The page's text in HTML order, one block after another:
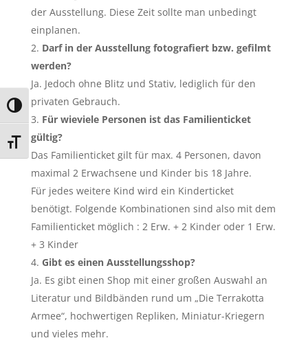
Umschalten auf hohe Kontraste
Schrift vergrößern
der Ausstellung. Diese Zeit sollte man unbedingt
einplanen.
Darf in der Ausstellung fotografiert bzw. gefilmt
werden?
Ja. Jedoch ohne Blitz und Stativ, lediglich für den
privaten Gebrauch.
Für wieviele Personen ist das Familienticket
gültig?
Das Familienticket gilt für max. 4 Personen, davon
maximal 2 Erwachsene und Kinder bis 18 Jahre.
Für jedes weitere Kind wird ein Kinderticket
benötigt. Folgende Kombinationen sind also mit dem
Familienticket möglich : 2 Erw. + 2 Kinder oder 1 Erw.
+ 3 Kinder
Gibt es einen Ausstellungsshop?
Ja. Es gibt einen Shop mit einer großen Auswahl an
Literatur und Bildbänden rund um „Die Terrakotta
Armee“, hochwertigen Repliken, Miniatur-Kriegern
und vieles mehr.